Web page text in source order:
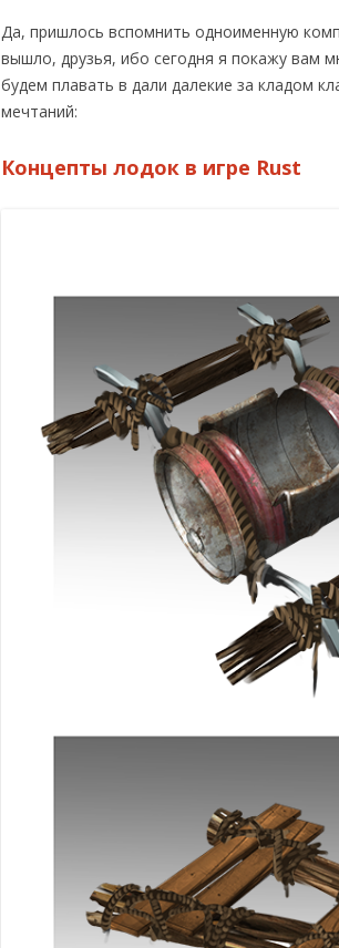
МОНИТОРИНГ СЕРВЕРОВ
КАРТА РАЗРАБОТКИ
КУПИТЬ RUST В
Да, пришлось вспомнить одноименную
вышло, друзья, ибо сегодня я покажу вам
будем плавать в дали далекие за кладом
мечтаний:
Концепты лодок в игре Rust